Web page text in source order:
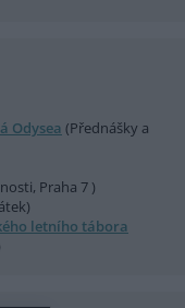
Odysea (Přednášky a
Praha 7 )
letního tábora